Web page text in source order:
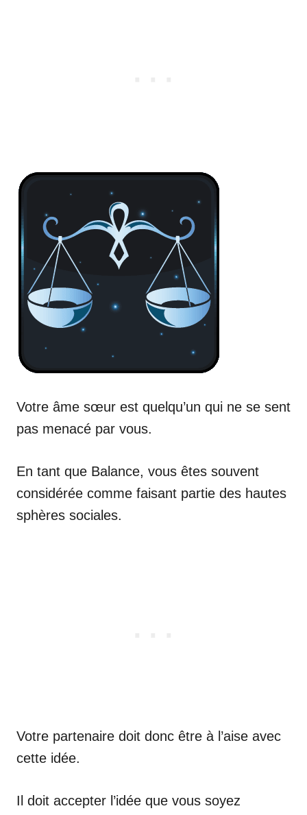
Votre âme sœur est quelqu’un qui ne se sent
pas menacé par vous.
En tant que Balance, vous êtes souvent
considérée comme faisant partie des hautes
sphères sociales.
Votre partenaire doit donc être à l’aise avec
cette idée.
Il doit accepter l’idée que vous soyez